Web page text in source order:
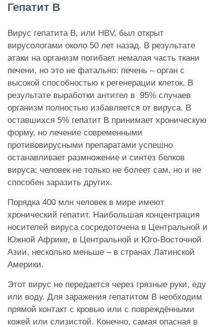
Гепатит В
Вирус гепатита В, или HBV, был открыт
вирусологами около 50 лет назад. В результате
атаки на организм погибает немалая часть ткани
печени, но это не фатально: печень – орган с
высокой способностью к регенерации клеток. В
результате выработки антител в 95% случаев
организм полностью избавляется от вируса. В
оставшихся 5% гепатит В принимает хроническую
форму, но лечение современными
противовирусными препаратами успешно
останавливает размножение и синтез белков
вируса: человек не только не болеет сам, но и не
способен заразить других.
Порядка 400 млн человек в мире имеют
хронический гепатит. Наибольшая концентрация
носителей вируса сосредоточена в Центральной и
Южной Африке, в Центральной и Юго-Восточной
Азии, несколько меньше – в странах Латинской
Америки.
Этот вирус не передается через грязные руки, еду
или воду. Для заражения гепатитом В необходим
прямой контакт с кровью или с повреждёнными
кожей или слизистой. Конечно, самая опасная в